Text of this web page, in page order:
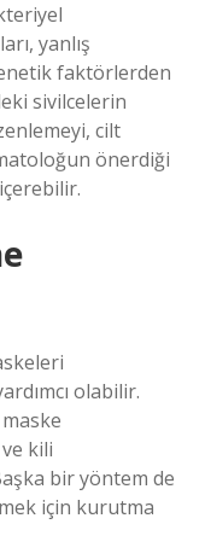
yanlış
faktörlerden
sivilcelerin
cilt
önerdiği
olabilir.
kili
bir yöntem de
için kurutma